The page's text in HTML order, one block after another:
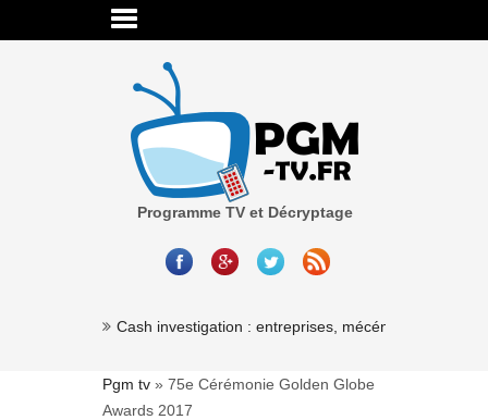
Programme TV et Décryptage
Cash investigation : entreprises, mécénat,
Pgm tv » 75e Cérémonie Golden Globe
Awards 2017